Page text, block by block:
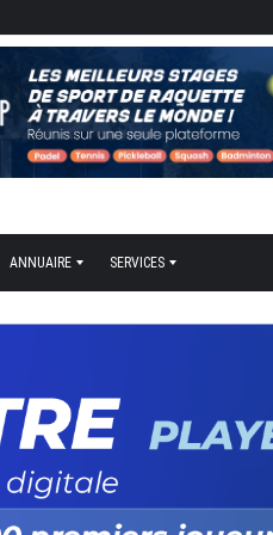
ANNUAIRE SERVICES